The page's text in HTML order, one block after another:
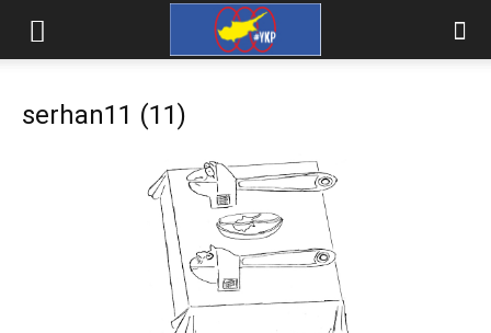
serhan11 (11)